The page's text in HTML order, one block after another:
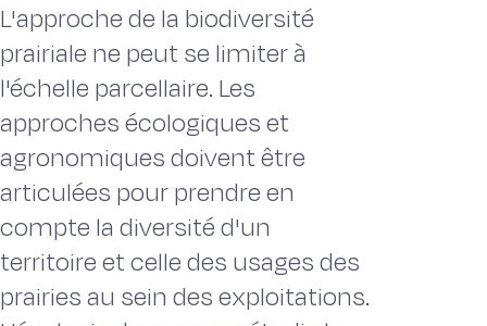
L'approche de la biodiversité
prairiale ne peut se limiter à
l'échelle parcellaire. Les
approches écologiques et
agronomiques doivent être
articulées pour prendre en
compte la diversité d'un
territoire et celle des usages des
prairies au sein des exploitations.